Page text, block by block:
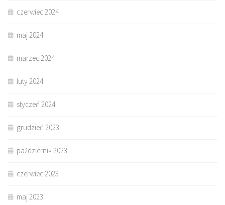
czerwiec 2024
maj 2024
marzec 2024
luty 2024
styczeń 2024
grudzień 2023
październik 2023
czerwiec 2023
maj 2023